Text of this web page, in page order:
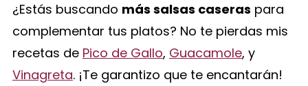
¿Estás buscando más salsas caseras para
complementar tus platos? No te pierdas mis
recetas de Pico de Gallo, Guacamole, y
Vinagreta. ¡Te garantizo que te encantarán!